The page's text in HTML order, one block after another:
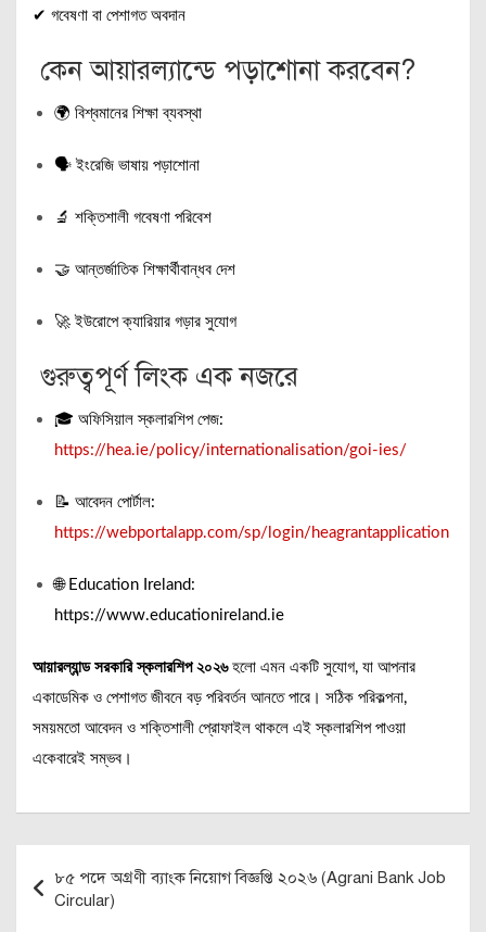
✔ গবেষণা বা পেশাগত অবদান
কেন আয়ারল্যান্ডে পড়াশোনা করবেন?
🌍 বিশ্বমানের শিক্ষা ব্যবস্থা
🗣 ইংরেজি ভাষায় পড়াশোনা
🔬 শক্তিশালী গবেষণা পরিবেশ
🤝 আন্তর্জাতিক শিক্ষার্থীবান্ধব দেশ
🚀 ইউরোপে ক্যারিয়ার গড়ার সুযোগ
গুরুত্বপূর্ণ লিংক এক নজরে
🎓 অফিসিয়াল স্কলারশিপ পেজ:
https://hea.ie/policy/internationalisation/goi-ies/
📝 আবেদন পোর্টাল:
https://webportalapp.com/sp/login/heagrantapplication
🌐 Education Ireland:
https://www.educationireland.ie
আয়ারল্যান্ড সরকারি স্কলারশিপ ২০২৬হলো এমন একটি সুযোগ, যা আপনার
একাডেমিক ও পেশাগত জীবনে বড় পরিবর্তন আনতে পারে। সঠিক পরিকল্পনা,
সময়মতো আবেদন ও শক্তিশালী প্রোফাইল থাকলে এই স্কলারশিপ পাওয়া
একেবারেই সম্ভব।
navigation
৮৫ পদে অগ্রণী ব্যাংক নিয়োগ বিজ্ঞপ্তি ২০২৬ (Agrani Bank Job
Circular)